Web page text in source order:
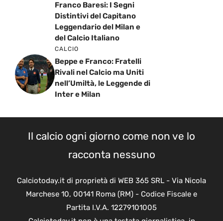
Franco Baresi: I Segni
Distintivi del Capitano
Leggendario del Milan e
del Calcio Italiano
CALCIO
Beppe e Franco: Fratelli
Rivali nel Calcio ma Uniti
nell’Umiltà, le Leggende di
Inter e Milan
Il calcio ogni giorno come non ve lo
racconta nessuno
Calciotoday.it di proprietà di WEB 365 SRL - Via Nicola
Marchese 10, 00141 Roma (RM) - Codice Fiscale e
Partita I.V.A. 12279101005